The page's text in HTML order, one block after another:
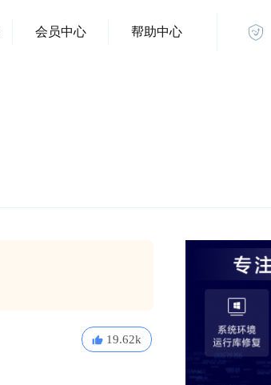
会员中心 帮助中心
19.62k